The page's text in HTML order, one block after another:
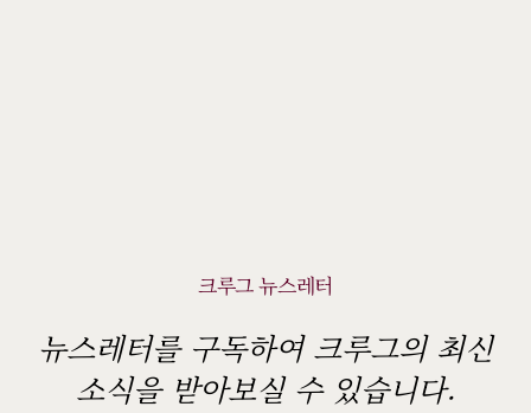
크루그 뉴스레터
뉴스레터를 구독하여 크루그의 최신
소식을 받아보실 수 있습니다.